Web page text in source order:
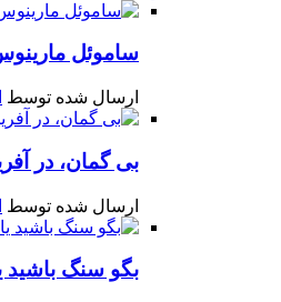
ساموئل
ارسال شده توسط
بى گمان، در
ارسال شده توسط
بگو سنگ باشید